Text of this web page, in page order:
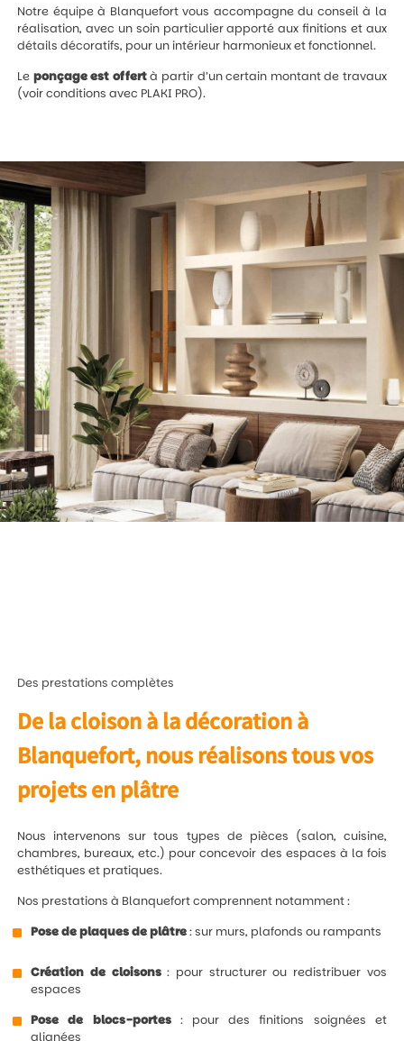
Notre équipe à Blanquefort vous accompagne du conseil à la
réalisation, avec un soin particulier apporté aux finitions et aux
détails décoratifs, pour un intérieur harmonieux et fonctionnel.
Le ponçage est offertà partir d’un certain montant de travaux
(voir conditions avec PLAKI PRO).
Des prestations complètes
De la cloison à la décoration à
Blanquefort, nous réalisons tous vos
projets en plâtre
Nous intervenons sur tous types de pièces (salon, cuisine,
chambres, bureaux, etc.) pour concevoir des espaces à la fois
esthétiques et pratiques.
Nos prestations à Blanquefort comprennent notamment :
Pose de plaques de plâtre: sur murs, plafonds ou rampants
Création de cloisons: pour structurer ou redistribuer vos
espaces
Pose de blocs-portes: pour des finitions soignées et
alignées